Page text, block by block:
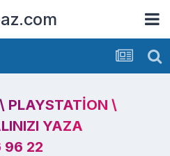
PLAYSTATION \
YAZA
96 22